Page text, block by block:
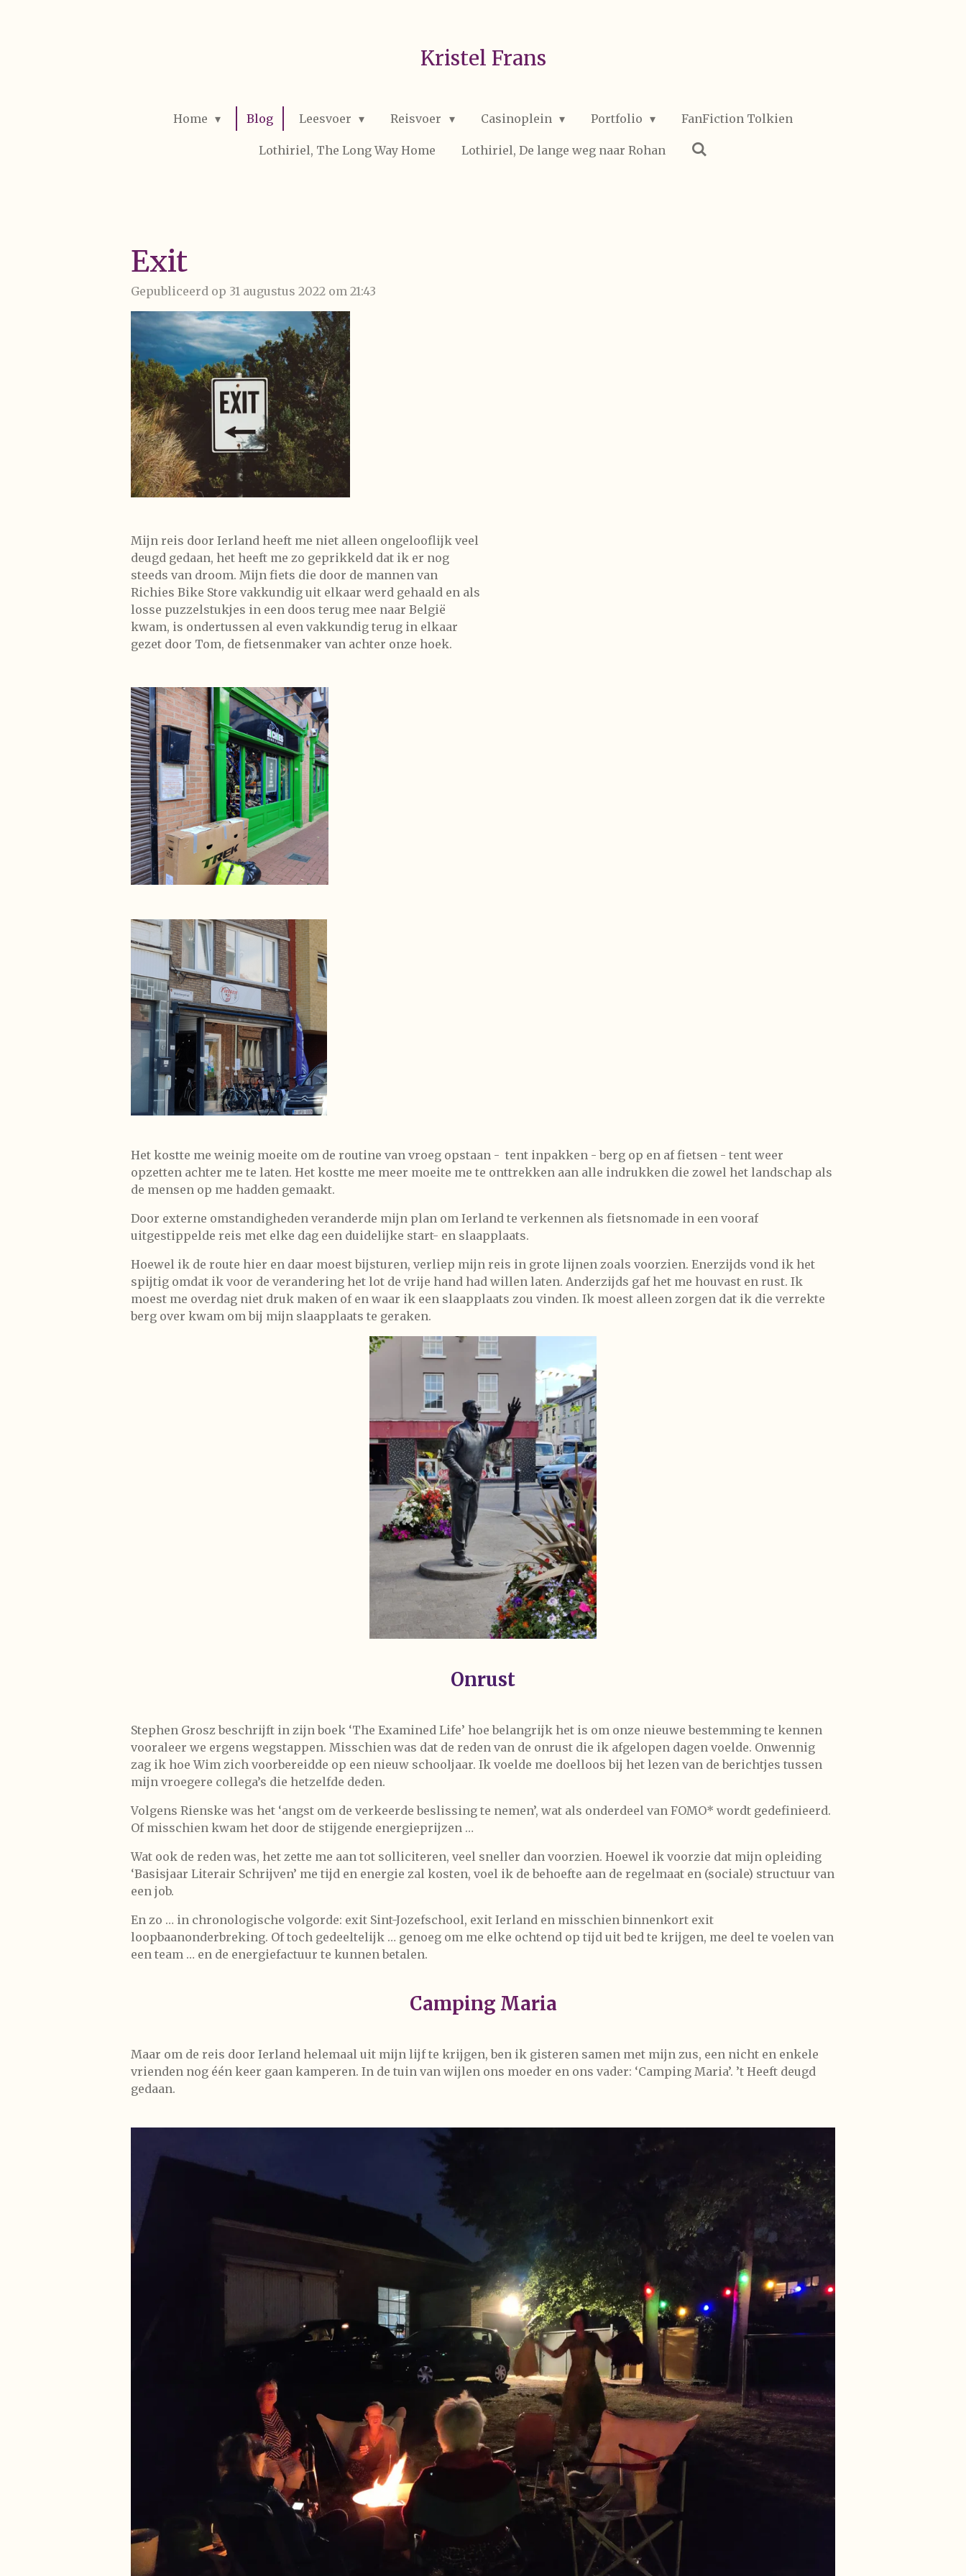
Kristel Frans
Home Blog Leesvoer Reisvoer Casinoplein Portfolio FanFiction Tolkien
Lothiriel, The Long Way Home Lothiriel, De lange weg naar Rohan
Exit
Gepubliceerd op 31 augustus 2022 om 21:43
Mijn reis door Ierland heeft me niet alleen ongelooflijk veel
deugd gedaan, het heeft me zo geprikkeld dat ik er nog
steeds van droom. Mijn fiets die door de mannen van
Richies Bike Store vakkundig uit elkaar werd gehaald en als
losse puzzelstukjes in een doos terug mee naar België
kwam, is ondertussen al even vakkundig terug in elkaar
gezet door Tom, de fietsenmaker van achter onze hoek.
Het kostte me weinig moeite om de routine van vroeg opstaan - tent inpakken - berg op en af fietsen - tent weer
opzetten achter me te laten. Het kostte me meer moeite me te onttrekken aan alle indrukken die zowel het landschap als
de mensen op me hadden gemaakt.
Door externe omstandigheden veranderde mijn plan om Ierland te verkennen als fietsnomade in een vooraf
uitgestippelde reis met elke dag een duidelijke start- en slaapplaats.
Hoewel ik de route hier en daar moest bijsturen, verliep mijn reis in grote lijnen zoals voorzien. Enerzijds vond ik het
spijtig omdat ik voor de verandering het lot de vrije hand had willen laten. Anderzijds gaf het me houvast en rust. Ik
moest me overdag niet druk maken of en waar ik een slaapplaats zou vinden. Ik moest alleen zorgen dat ik die verrekte
berg over kwam om bij mijn slaapplaats te geraken.
Onrust
Stephen Grosz beschrijft in zijn boek ‘The Examined Life’ hoe belangrijk het is om onze nieuwe bestemming te kennen
vooraleer we ergens wegstappen. Misschien was dat de reden van de onrust die ik afgelopen dagen voelde. Onwennig
zag ik hoe Wim zich voorbereidde op een nieuw schooljaar. Ik voelde me doelloos bij het lezen van de berichtjes tussen
mijn vroegere collega’s die hetzelfde deden.
Volgens Rienske was het ‘angst om de verkeerde beslissing te nemen’, wat als onderdeel van FOMO* wordt gedefinieerd.
Of misschien kwam het door de stijgende energieprijzen …
Wat ook de reden was, het zette me aan tot solliciteren, veel sneller dan voorzien. Hoewel ik voorzie dat mijn opleiding
‘Basisjaar Literair Schrijven’ me tijd en energie zal kosten, voel ik de behoefte aan de regelmaat en (sociale) structuur van
een job.
En zo … in chronologische volgorde: exit Sint-Jozefschool, exit Ierland en misschien binnenkort exit
loopbaanonderbreking. Of toch gedeeltelijk … genoeg om me elke ochtend op tijd uit bed te krijgen, me deel te voelen van
een team … en de energiefactuur te kunnen betalen.
Camping Maria
Maar om de reis door Ierland helemaal uit mijn lijf te krijgen, ben ik gisteren samen met mijn zus, een nicht en enkele
vrienden nog één keer gaan kamperen. In de tuin van wijlen ons moeder en ons vader: ‘Camping Maria’. ’t Heeft deugd
gedaan.